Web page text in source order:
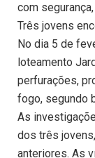
com
Três jovens
No dia 5 de
loteamento
perfurações,
fogo, segundo
As
dos três
anteriores. As